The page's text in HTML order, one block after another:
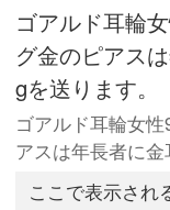
ゴアルド耳輪
グ金のピアス
gを送ります。
ゴアルド耳輪女
アスは年長者に金
ここで表示され